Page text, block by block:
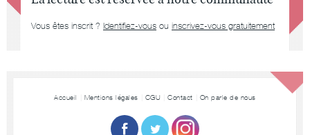
Vous êtes inscrit ? Identifiez-vous ou inscrivez-vous gratuitement
Accueil Mentions légales CGU Contact On parle de nous